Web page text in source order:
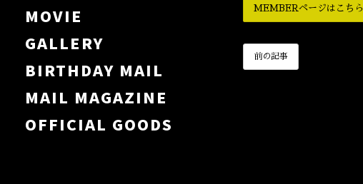
MOVIE
GALLERY
BIRTHDAY MAIL
MAIL MAGAZINE
OFFICIAL GOODS
MEMBERページはこちら
前の記事